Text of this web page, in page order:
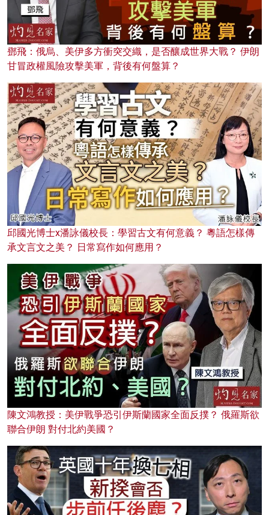
鄧飛：俄烏、美伊多方衝突交織，是否釀成世界大戰？ 伊朗
甘冒政權風險攻擊美軍，背後有何盤算？
邱國光博士x潘詠儀校長：學習古文有何意義？ 粵語怎樣傳
承文言文之美？ 日常寫作如何應用？
陳文鴻教授：美伊戰爭恐引伊斯蘭國家全面反撲？ 俄羅斯欲
聯合伊朗 對付北約美國？